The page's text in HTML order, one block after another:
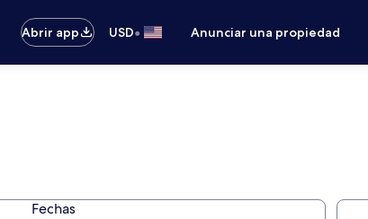
Abrir app USD• Anunciar una propiedad
Fechas